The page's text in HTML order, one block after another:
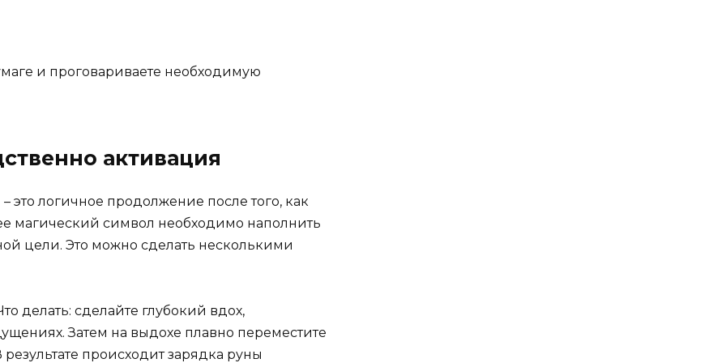
и проговариваете необходимую
активация
логичное продолжение после того, как
магический символ необходимо наполнить
цели. Это можно сделать несколькими
делать: сделайте глубокий вдох,
Затем на выдохе плавно переместите
происходит зарядка руны